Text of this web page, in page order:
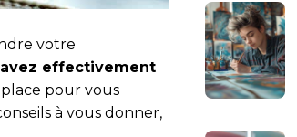
votre
effectivement
pour vous
à vous donner,